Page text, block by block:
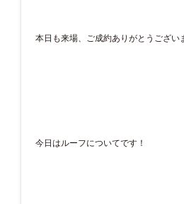
本日も来場、ご成約ありがとうござい
今日はルーフについてです！